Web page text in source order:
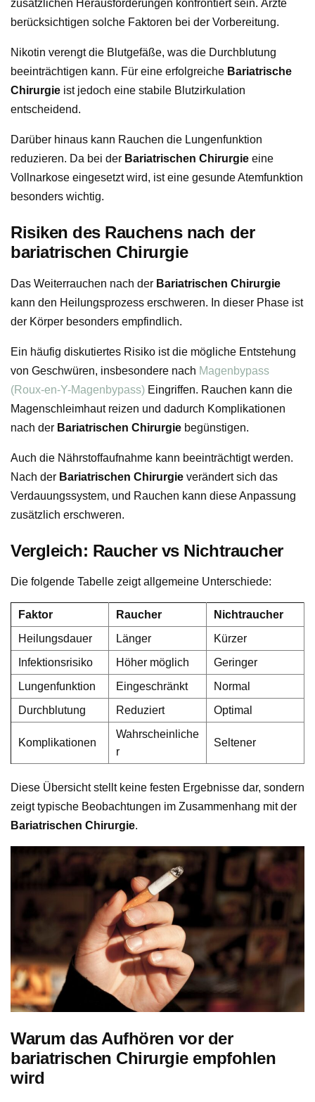
zusätzlichen Herausforderungen konfrontiert sein. Ärzte
berücksichtigen solche Faktoren bei der Vorbereitung.
Nikotin verengt die Blutgefäße, was die Durchblutung
beeinträchtigen kann. Für eine erfolgreiche Bariatrische
Chirurgie ist jedoch eine stabile Blutzirkulation
entscheidend.
Darüber hinaus kann Rauchen die Lungenfunktion
reduzieren. Da bei der Bariatrischen Chirurgie eine
Vollnarkose eingesetzt wird, ist eine gesunde Atemfunktion
besonders wichtig.
Risiken des Rauchens nach der
bariatrischen Chirurgie
Das Weiterrauchen nach der Bariatrischen Chirurgie
kann den Heilungsprozess erschweren. In dieser Phase ist
der Körper besonders empfindlich.
Ein häufig diskutiertes Risiko ist die mögliche Entstehung
von Geschwüren, insbesondere nach Magenbypass
(Roux-en-Y-Magenbypass) Eingriffen. Rauchen kann die
Magenschleimhaut reizen und dadurch Komplikationen
nach der Bariatrischen Chirurgie begünstigen.
Auch die Nährstoffaufnahme kann beeinträchtigt werden.
Nach der Bariatrischen Chirurgie verändert sich das
Verdauungssystem, und Rauchen kann diese Anpassung
zusätzlich erschweren.
Vergleich: Raucher vs Nichtraucher
Die folgende Tabelle zeigt allgemeine Unterschiede:
Faktor Raucher
Nichtraucher
Heilungsdauer
Länger
Kürzer
Infektionsrisiko
Höher möglich
Geringer
Lungenfunktion
Eingeschränkt
Normal
Durchblutung
Reduziert Optimal
Komplikationen
Wahrscheinliche
r
Seltener
Diese Übersicht stellt keine festen Ergebnisse dar, sondern
zeigt typische Beobachtungen im Zusammenhang mit der
Bariatrischen Chirurgie.
Warum das Aufhören vor der
bariatrischen Chirurgie empfohlen
wird